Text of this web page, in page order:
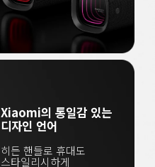
Xiaomi의 통일감 있는
디자인 언어
히든 핸들로 휴대도
스타일리시하게